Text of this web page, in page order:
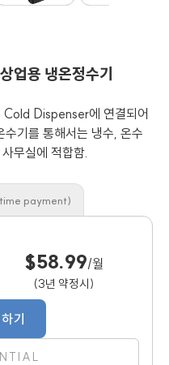
업용 냉온정수기
Dispenser에 연결되어
기를 통해서는 냉수, 온수
무실에 적합함.
payment)
$58.99/월
(3년 약정시)
기